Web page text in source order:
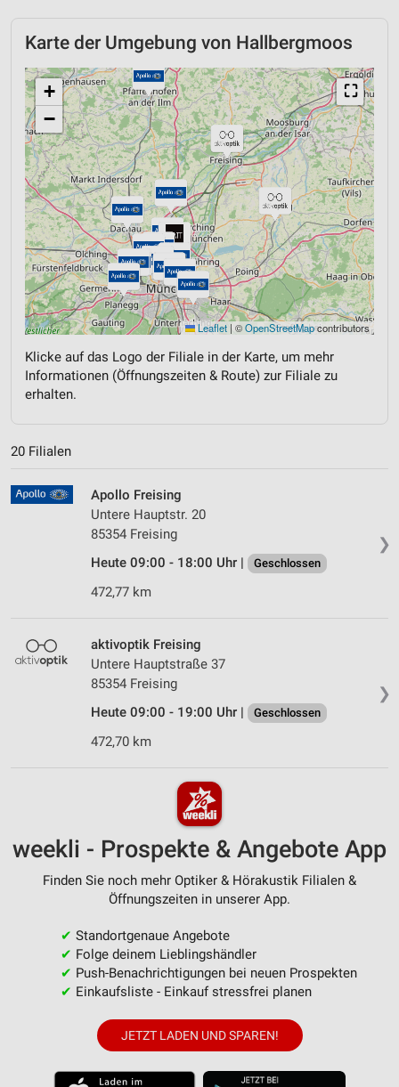
Karte der Umgebung von Hallbergmoos
⛶
+
−
Leaflet | ©OpenStreetMapcontributors
Klicke auf das Logo der Filiale in der Karte, um mehr
Informationen (Öffnungszeiten & Route) zur Filiale zu
erhalten.
20 Filialen
❯
Apollo Freising
Untere Hauptstr. 20
85354 Freising
Heute 09:00 - 18:00 Uhr |
Geschlossen
472,77 km
❯
aktivoptik Freising
Untere Hauptstraße 37
85354 Freising
Heute 09:00 - 19:00 Uhr |
Geschlossen
472,70 km
weekli - Prospekte & Angebote App
Finden Sie noch mehr Optiker & Hörakustik Filialen &
Öffnungszeiten in unserer App.
✔ Standortgenaue Angebote
✔ Folge deinem Lieblingshändler
✔ Push-Benachrichtigungen bei neuen Prospekten
✔ Einkaufsliste - Einkauf stressfrei planen
JETZT LADEN UND SPAREN!